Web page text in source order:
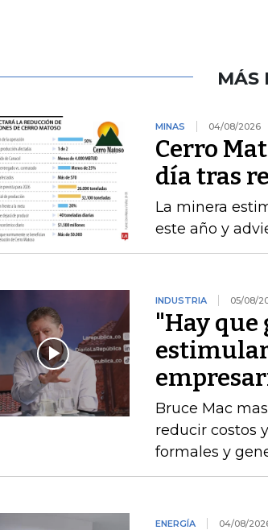
MÁS
MINAS 04/08/2026
Cerro
día tras
La minera
este año y
INDUSTRIA 05/08/
"Hay
Bruce Mac
reducir costos
formales y
ENERGÍA 04/08/